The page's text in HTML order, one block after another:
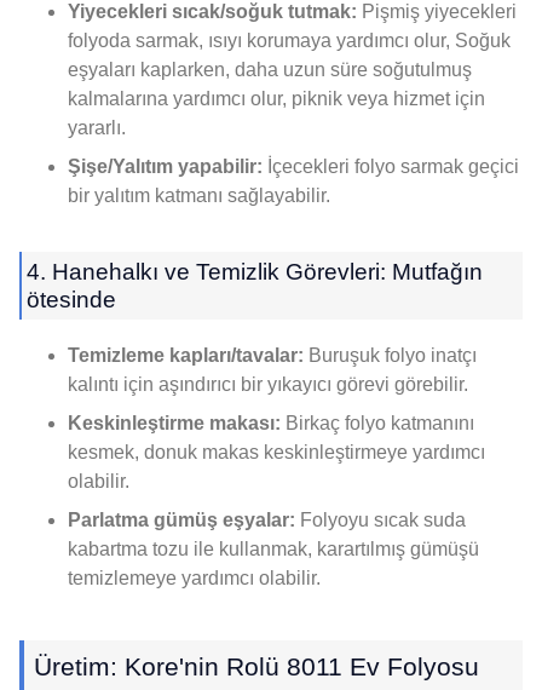
Yiyecekleri sıcak/soğuk tutmak: Pişmiş yiyecekleri
folyoda sarmak, ısıyı korumaya yardımcı olur, Soğuk
eşyaları kaplarken, daha uzun süre soğutulmuş
kalmalarına yardımcı olur, piknik veya hizmet için
yararlı.
Şişe/Yalıtım yapabilir: İçecekleri folyo sarmak geçici
bir yalıtım katmanı sağlayabilir.
4. Hanehalkı ve Temizlik Görevleri: Mutfağın
ötesinde
Temizleme kapları/tavalar: Buruşuk folyo inatçı
kalıntı için aşındırıcı bir yıkayıcı görevi görebilir.
Keskinleştirme makası: Birkaç folyo katmanını
kesmek, donuk makas keskinleştirmeye yardımcı
olabilir.
Parlatma gümüş eşyalar: Folyoyu sıcak suda
kabartma tozu ile kullanmak, karartılmış gümüşü
temizlemeye yardımcı olabilir.
Üretim: Kore'nin Rolü 8011 Ev Folyosu